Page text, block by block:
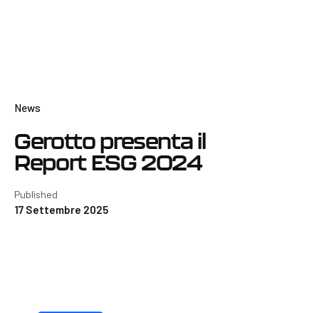
News
Gerotto presenta il
Report ESG 2024
Published
17 Settembre 2025